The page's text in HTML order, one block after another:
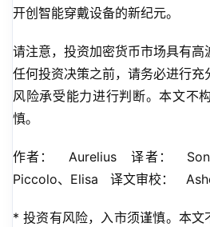
开创智能穿戴设备的新纪元。
请注意，投资加密货币市场具有高
任何投资决策之前，请务必进行充
风险承受能力进行判断。本文不
慎。
作者：   Aurelius   译者：
Piccolo、Elisa   译文审校：
* 投资有风险，入市须谨慎。本